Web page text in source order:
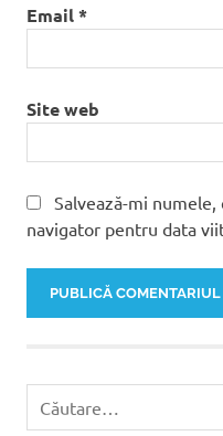
Email*
Site web
Salvează-mi
navigator pentru data
după: